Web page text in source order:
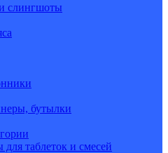
слингшоты
бутылки
таблеток и смесей